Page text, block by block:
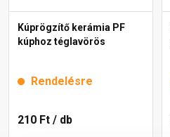
Kúprögzítő kerámia PF
kúphoz téglavörös
Rendelésre
210 Ft / db